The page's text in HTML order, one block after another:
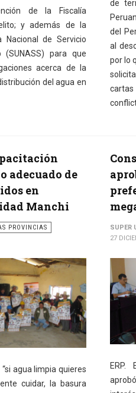
de la Fiscalía
y además de la
Nacional de Servicio
(SUNASS) para que
acerca de la
del agua en
de
del
al
por lo
adecuado de
en
Manchi
PROVINCIAS
“si agua limpia quieres
cuidar, la basura
SUPER
27
ERP.